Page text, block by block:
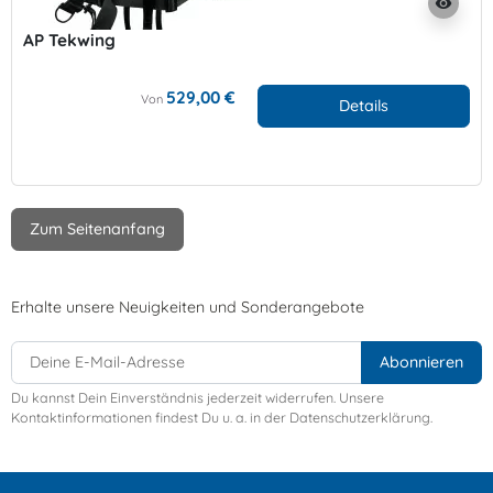
visibility
AP Tekwing
Von 529,00 € Details
Zum Seitenanfang
Erhalte unsere Neuigkeiten und Sonderangebote
Du kannst Dein Einverständnis jederzeit widerrufen. Unsere
Kontaktinformationen findest Du u. a. in der Datenschutzerklärung.